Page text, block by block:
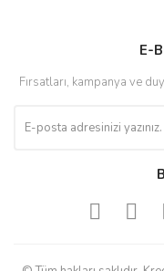
E-
Fırsatları, kampanya ve